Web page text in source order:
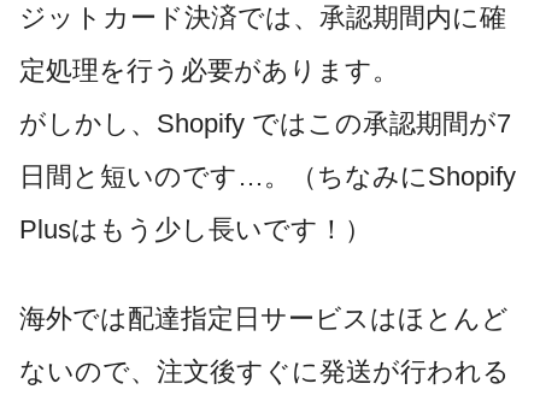
ジットカード決済では、承認期間内に確
定処理を行う必要があります。
がしかし、Shopify ではこの承認期間が7
日間と短いのです…。（ちなみにShopify
Plusはもう少し長いです！）
海外では配達指定日サービスはほとんど
ないので、 注文後すぐに発送が行われる